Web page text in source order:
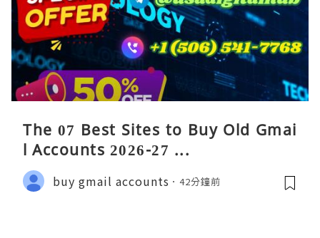
The 07 Best Sites to Buy Old Gmai
l Accounts 2026-27 ...
buy gmail accounts 42分鐘前